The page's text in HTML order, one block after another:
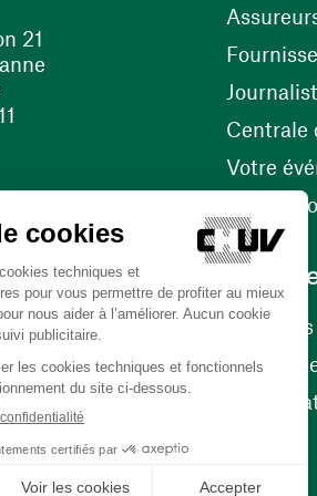
21
nouvelle fenêtre)
(ouvre une nouvelle fenêtre)
Centrale
Votre
Nos